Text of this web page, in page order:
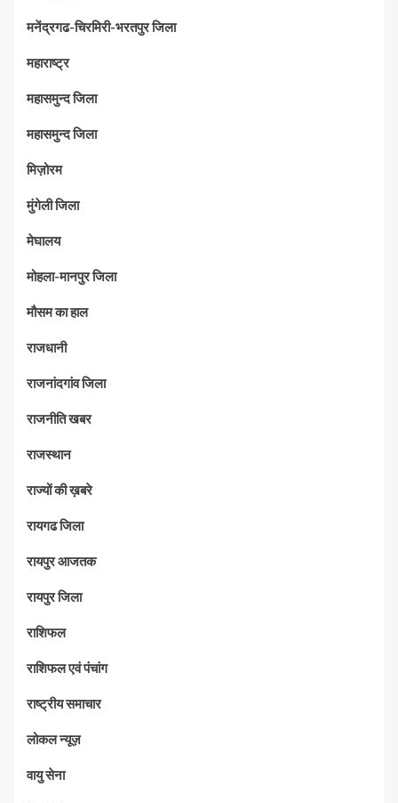
मनेंद्रगढ-चिरमिरी-भरतपुर जिला
महाराष्‍ट्र
महासमुन्द जिला
महासमुन्द जिला
मिज़ोरम
मुंगेली जिला
मेघालय
मोहला-मानपुर जिला
मौसम का हाल
राजधानी
राजनांदगांव जिला
राजनीति खबर
राजस्थान
राज्यों की ख़बरे
रायगढ जिला
रायपुर आजतक
रायपुर जिला
राशिफल
राशिफल एवं पंचांग
राष्ट्रीय समाचार
लोकल न्यूज़
वायु सेना